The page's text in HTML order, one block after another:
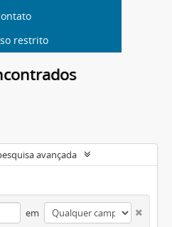
restrito
avançada
em